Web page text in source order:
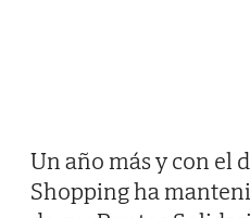
Un año más y con el
Shopping ha